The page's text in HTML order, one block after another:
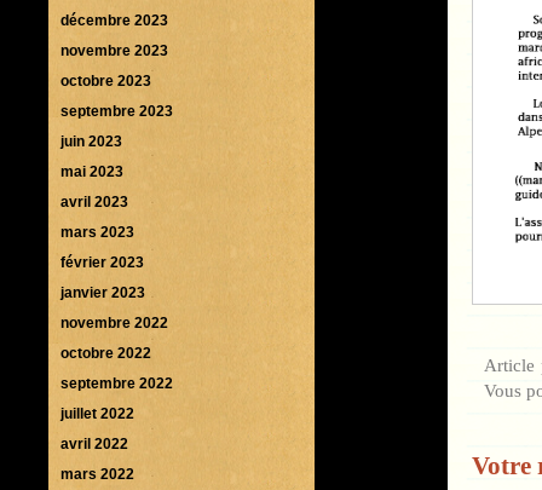
Article
Vous
Votre
décembre 2023
novembre 2023
octobre 2023
septembre 2023
juin 2023
mai 2023
avril 2023
mars 2023
février 2023
janvier 2023
novembre 2022
octobre 2022
septembre 2022
juillet 2022
avril 2022
mars 2022